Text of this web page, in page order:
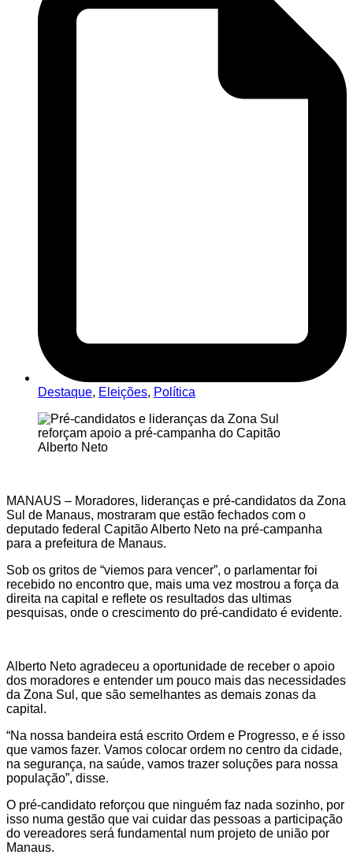
Destaque, Eleições, Política
MANAUS – Moradores, lideranças e pré-candidatos da Zona
Sul de Manaus, mostraram que estão fechados com o
deputado federal Capitão Alberto Neto na pré-campanha
para a prefeitura de Manaus.
Sob os gritos de “viemos para vencer”, o parlamentar foi
recebido no encontro que, mais uma vez mostrou a força da
direita na capital e reflete os resultados das ultimas
pesquisas, onde o crescimento do pré-candidato é evidente.
Alberto Neto agradeceu a oportunidade de receber o apoio
dos moradores e entender um pouco mais das necessidades
da Zona Sul, que são semelhantes as demais zonas da
capital.
“Na nossa bandeira está escrito Ordem e Progresso, e é isso
que vamos fazer. Vamos colocar ordem no centro da cidade,
na segurança, na saúde, vamos trazer soluções para nossa
população”, disse.
O pré-candidato reforçou que ninguém faz nada sozinho, por
isso numa gestão que vai cuidar das pessoas a participação
do vereadores será fundamental num projeto de união por
Manaus.